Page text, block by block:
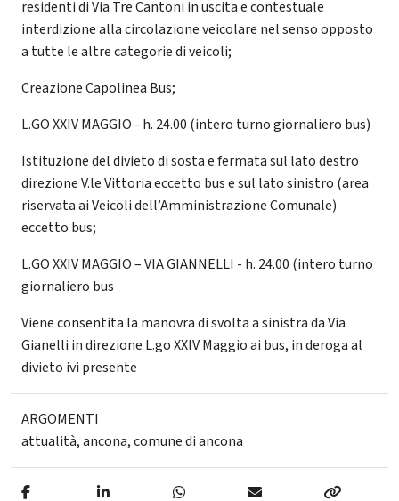
residenti di Via Tre Cantoni in uscita e contestuale
interdizione alla circolazione veicolare nel senso opposto
a tutte le altre categorie di veicoli;
Creazione Capolinea Bus;
L.GO XXIV MAGGIO - h. 24.00 (intero turno giornaliero bus)
Istituzione del divieto di sosta e fermata sul lato destro
direzione V.le Vittoria eccetto bus e sul lato sinistro (area
riservata ai Veicoli dell’Amministrazione Comunale)
eccetto bus;
L.GO XXIV MAGGIO – VIA GIANNELLI - h. 24.00 (intero turno
giornaliero bus
Viene consentita la manovra di svolta a sinistra da Via
Gianelli in direzione L.go XXIV Maggio ai bus, in deroga al
divieto ivi presente
ARGOMENTI
attualità,ancona,comune di ancona